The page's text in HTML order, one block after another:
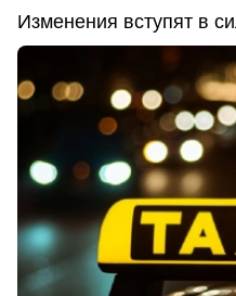
Изменения вступят в